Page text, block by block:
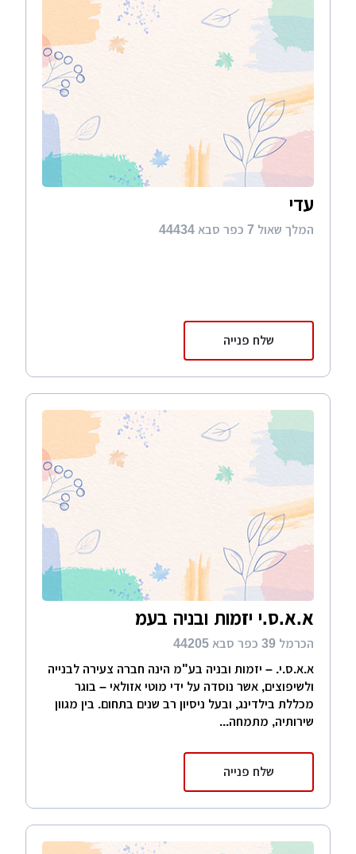
עדי
המלך שאול 7 כפר סבא 44434
שלח פנייה
א.א.ס.י יזמות ובניה בעמ
הכרמל 39 כפר סבא 44205
א.א.ס.י. – יזמות ובניה בע"מ הינה חברה צעירה לבנייה
ולשיפוצים, אשר נוסדה על ידי מוטי אזולאי – בוגר
מכללת בילדינג, ובעל ניסיון רב שנים בתחום. בין מגוון
שירותיה, מתמחה...
שלח פנייה